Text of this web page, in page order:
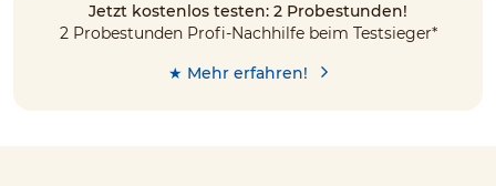
Jetzt kostenlos testen: 2 Probestunden!
2 Probestunden Profi-Nachhilfe beim Testsieger*
★ Mehr erfahren!